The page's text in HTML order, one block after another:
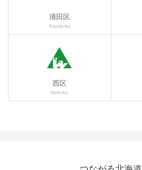
清田区
Kiyota-ku
西区
Nishi-ku